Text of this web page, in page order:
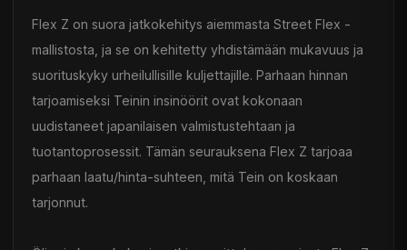
Flex Z on suora jatkokehitys aiemmasta Street Flex -
mallistosta, ja se on kehitetty yhdistämään mukavuus ja
suorituskyky urheilullisille kuljettajille. Parhaan hinnan
tarjoamiseksi Teinin insinöörit ovat kokonaan
uudistaneet japanilaisen valmistustehtaan ja
tuotantoprosessit. Tämän seurauksena Flex Z tarjoaa
parhaan laatu/hinta-suhteen, mitä Tein on koskaan
tarjonnut.